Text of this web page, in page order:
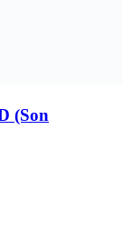
(Son